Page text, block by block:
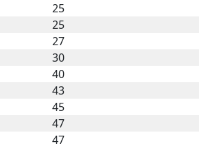
25
25
27
30
40
43
45
47
47